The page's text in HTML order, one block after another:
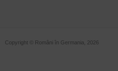
Copyright © Români în Germania, 2026